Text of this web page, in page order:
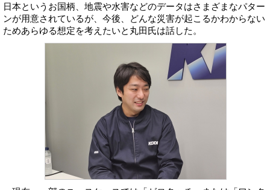
日本というお国柄、地震や水害などのデータはさまざまなパター
ンが用意されているが、今後、どんな災害が起こるかわからない
ためあらゆる想定を考えたいと丸田氏は話した。